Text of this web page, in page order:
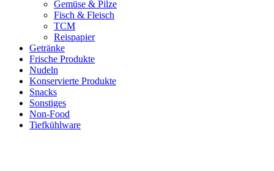
Gemüse & Pilze
Fisch & Fleisch
TCM
Reispapier
Getränke
Frische Produkte
Nudeln
Konservierte Produkte
Snacks
Sonstiges
Non-Food
Tiefkühlware